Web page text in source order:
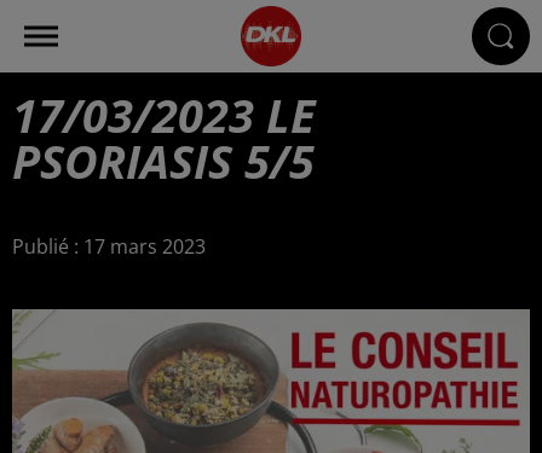
17/03/2023 LE
PSORIASIS 5/5
Publié : 17 mars 2023